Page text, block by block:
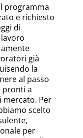
programma
e richiesto
di
già
la
al passo
pronti a
mercato. Per
scelto
per